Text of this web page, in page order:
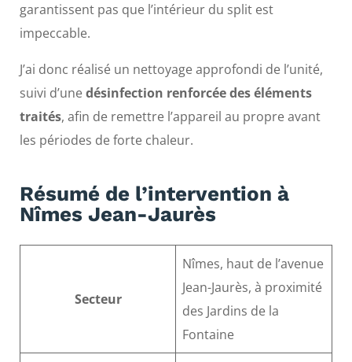
garantissent pas que l’intérieur du split est
impeccable.
J’ai donc réalisé un nettoyage approfondi de l’unité,
suivi d’unedésinfection renforcée des éléments
traités, afin de remettre l’appareil au propre avant
les périodes de forte chaleur.
Résumé de l’intervention à
Nîmes Jean-Jaurès
Secteur
Nîmes, haut de l’avenue
Jean-Jaurès, à proximité
des Jardins de la
Fontaine